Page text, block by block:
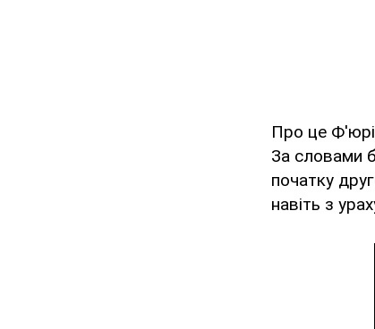
Про це
За словами
початку
навіть з